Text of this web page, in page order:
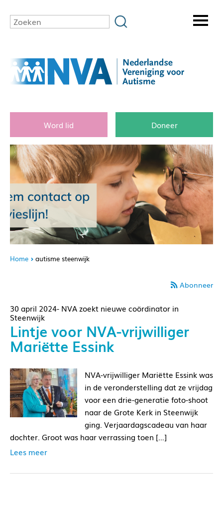
Word lid Doneer
Home autisme steenwijk
Abonneer
30 april 2024- NVA zoekt nieuwe coördinator in
Steenwijk
Lintje voor NVA-vrijwilliger
Mariëtte Essink
NVA-vrijwilliger Mariëtte Essink was
in de veronderstelling dat ze vrijdag
voor een drie-generatie foto-shoot
naar de Grote Kerk in Steenwijk
ging. Verjaardagscadeau van haar
dochter. Groot was haar verrassing toen […]
Lees meer